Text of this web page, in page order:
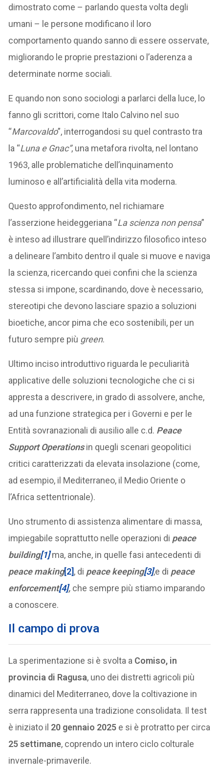
dimostrato come – parlando questa volta degli
umani – le persone modificano il loro
comportamento quando sanno di essere osservate,
migliorando le proprie prestazioni o l’aderenza a
determinate norme sociali.
E quando non sono sociologi a parlarci della luce, lo
fanno gli scrittori, come Italo Calvino nel suo
“Marcovaldo”, interrogandosi su quel contrasto tra
la “Luna e Gnac”, una metafora rivolta, nel lontano
1963, alle problematiche dell’inquinamento
luminoso e all’artificialità della vita moderna.
Questo approfondimento, nel richiamare
l’asserzione heideggeriana “La scienza non pensa”
è inteso ad illustrare quell’indirizzo filosofico inteso
a delineare l’ambito dentro il quale si muove e naviga
la scienza, ricercando quei confini che la scienza
stessa si impone, scardinando, dove è necessario,
stereotipi che devono lasciare spazio a soluzioni
bioetiche, ancor pima che eco sostenibili, per un
futuro sempre più green.
Ultimo inciso introduttivo riguarda le peculiarità
applicative delle soluzioni tecnologiche che ci si
appresta a descrivere, in grado di assolvere, anche,
ad una funzione strategica per i Governi e per le
Entità sovranazionali di ausilio alle c.d. Peace
Support Operationsin quegli scenari geopolitici
critici caratterizzati da elevata insolazione (come,
ad esempio, il Mediterraneo, il Medio Oriente o
l’Africa settentrionale).
Uno strumento di assistenza alimentare di massa,
impiegabile soprattutto nelle operazioni di peace
building[1] ma, anche, in quelle fasi antecedenti di
peace making[2], di peace keeping[3],e di peace
enforcement[4], che sempre più stiamo imparando
a conoscere.
Il campo di prova
La sperimentazione si è svolta a Comiso, in
provincia di Ragusa, uno dei distretti agricoli più
dinamici del Mediterraneo, dove la coltivazione in
serra rappresenta una tradizione consolidata. Il test
è iniziato il 20 gennaio 2025 e si è protratto per circa
25 settimane, coprendo un intero ciclo colturale
invernale-primaverile.